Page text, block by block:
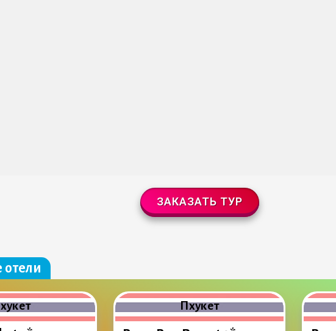
ЗАКАЗАТЬ ТУР
отели
Пхукет